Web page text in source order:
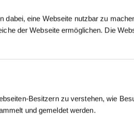
dabei, eine Webseite nutzbar zu
der Webseite ermöglichen. Die
Besitzern zu verstehen, wie
und gemeldet werden.